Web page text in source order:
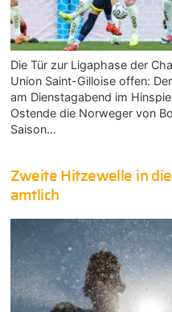
Die Tür zur Ligaphase der
Union Saint-Gilloise offen:
am Dienstagabend im
Ostende die Norweger von
Saison…
Zweite Hitzewelle in
amtlich